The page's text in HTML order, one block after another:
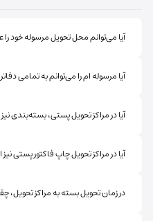
آیا می‌توانم محل تحویل مرسوله خود
آیا مرسوله ام را می‌توانم به تمامی
آیا در مراکز تحویل پستی، بسته‌بندی
آیا در مراکز تحویل چاپ فاکتور پستی
در زمان تحویل بسته به مراکز